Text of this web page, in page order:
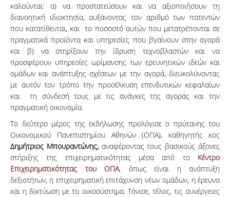
καλούνται: α) να προστατεύσουν και να αξιοποιήσουν τη
διανοητική ιδιοκτησία, αυξάνοντας τον αριθμό των πατεντών
που κατατίθενται, και το ποσοστό αυτών που μετατρέπονται σε
πραγματικά προϊόντα και υπηρεσίες που βγαίνουν στην αγορά
και β) να στηρίξουν την ίδρυση τεχνοβλαστών και να
προσφέρουν υπηρεσίες ωρίμανσης των ερευνητικών ιδεών και
ομάδων και ανάπτυξης σχέσεων με την αγορά, διευκολύνοντας
με αυτόν τον τρόπο την προσέλκυση επενδυτικών κεφαλαίων
και τη σύνδεσή τους με τις ανάγκες της αγοράς και την
πραγματική οικονομία.
Το δεύτερο μέρος της εκδήλωσης προλόγισε ο πρύτανης του
Οικονομικού Πανεπιστημίου Αθηνών (ΟΠΑ), καθηγητής κος
Δημήτριος Μπουραντώνης,αναφέροντας τους βασικούς άξονες
στήριξης της επιχειρηματικότητας μέσα από το Κέντρο
Επιχειρηματικότητας του ΟΠΑ, όπως είναι η ανάπτυξη
δεξιοτήτων, η επιχειρηματική επιτάχυνση νέων ομάδων, η έρευνα
και η δικτύωση με το οικοσύστημα. Τόνισε, τέλος, τις συνέργειες